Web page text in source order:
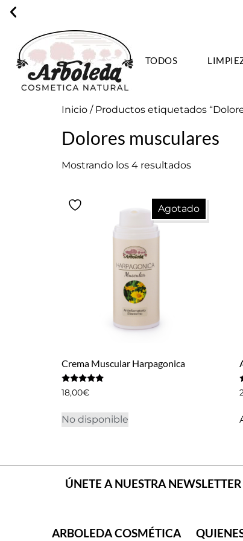
TODOS
Inicio / Productos etiquetados
Dolores musculares
Mostrando los 4 resultados
Agotado
Crema Muscular Harpagonica
Valorado
con
de 5
18,00€
No disponible
ÚNETE A NUESTRA NEWSLETTER
ARBOLEDA COSMÉTICA